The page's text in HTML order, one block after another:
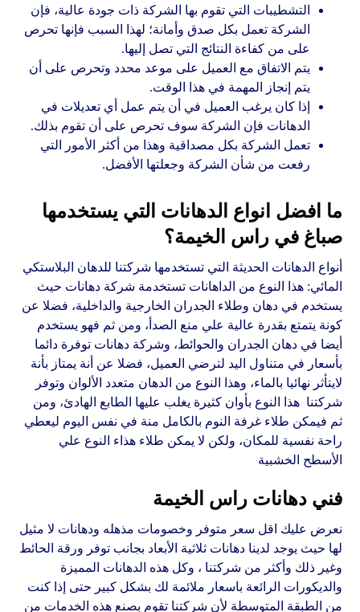
التشطيبات التي تقوم بها الشركة ذات جودة عالية، فإن
الشركة تعمل بكل صدق وأمانة؛ لهذا السبب فإنها تحرص
على من كفاءة النتائج التي تصل إليها.
يتم الاتفاق مع العميل على موعد محدد وتحرص على أن
يتم إنجاز المهمة في هذا الوقت.
إذا كان يرغب العميل في أن يتم عمل أي تعديلات في
الدهانات فإن الشركة سوف تحرص على أن تقوم بذلك.
تعمل الشركة بكل مصداقية وهذا من أكثر الأمور التي
رفعت من شأن الشركة وجعلتها الأفضل.
ما افضل انواع الدهانات التي يستخدمها
صباغ في راس الخيمة؟
أنواع الدهانات الحديثة التي تستخدمها شركتنا للدهان البلاستكي
المائي: هذا النوع من الداهانات تستخدمة شركة دهانات حيث
يستخدم في دهان وطلاء الجدران الخارجية والداخلية، فضلا عن
كونة يتمتع بقدرة عالية علي منع الصدأ، ومن ثم فهو يستخدم
أيضا في دهان الجدران والحوائط، وشركة دهانات توفرة دائما
بأسعار في متناول اليد لترضي العميل، فضلا عن أنة يمتاز بأنة
لايتأثر نهائيا بالماء، وهذا النوع من الدهان متعدد الألوان وتوفر
شركتنا هذا النوع بأوان كثيرة يغلب عليها الطابع الهادئ، ومن
ثم فيمكن طلاء غرفة النوم بالكامل منة في نفس اليوم ليعطي
راحة نفسية للمكان، ولكن لا يمكن طلاء هذاء النوع علي
الأسطح الخشبية
فني دهانات راس الخيمة
نعرض عليك اقل سعر متوفر وخصومات مذهله ودهانات لا مثيل
لها حيث يوجد لدينا دهانات ثلاثية الأبعاد بجانب توفر ورقة الحائط
وغير ذلك وأكثر من شركتنا ، وكل هذه الدهانات المميزة
والديكورات الرائعة باسعار ملائمة لك بشكل كبير حتى إذا كنت
من الطبقة المتوسطة لأن شركتنا تقوم بصنع هذه الخدمات من